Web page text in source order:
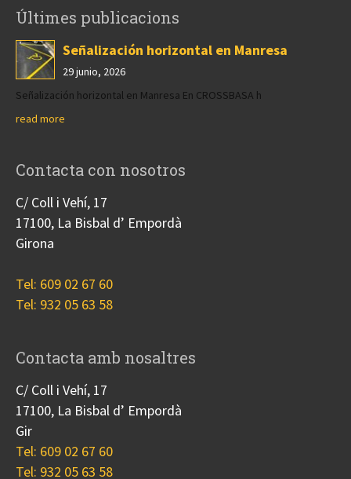
Últimes publicacions
Señalización horizontal en Manresa
29 junio, 2026
Señalización horizontal en Manresa En CROSSBASA h
read more
Contacta con nosotros
C/ Coll i Vehí, 17
17100, La Bisbal d’ Empordà
Girona
Tel: 609 02 67 60
Tel: 932 05 63 58
Contacta amb nosaltres
C/ Coll i Vehí, 17
17100, La Bisbal d’ Empordà
Gir
Tel: 609 02 67 60
Tel: 932 05 63 58